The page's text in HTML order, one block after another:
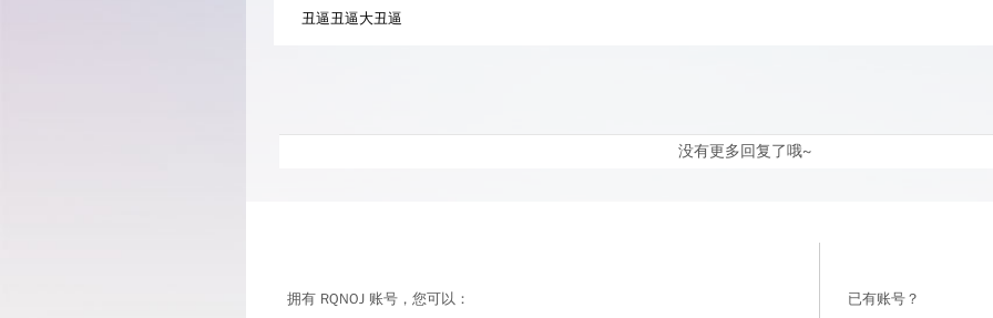
丑逼丑逼大丑逼
没有更多回复了哦~
拥有 RQNOJ 账号，您可以： 已有账号？